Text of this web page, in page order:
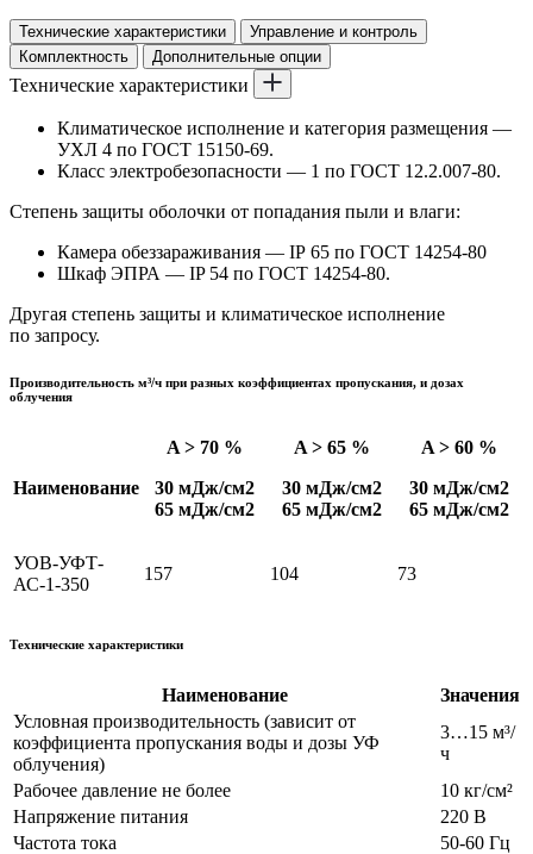
Технические характеристики
Управление и контроль
Комплектность
Дополнительные опции
Технические характеристики
Климатическое исполнение и категория размещения —
УХЛ 4 по ГОСТ 15150-69.
Класс электробезопасности — 1 по ГОСТ 12.2.007-80.
Степень защиты оболочки от попадания пыли и влаги:
Камера обеззараживания — IP 65 по ГОСТ 14254-80
Шкаф ЭПРА — IP 54 по ГОСТ 14254-80.
Другая степень защиты и климатическое исполнение
по запросу.
Производительность м³/ч при разных коэффициентах пропускания, и дозах
облучения
Наименование
A > 70 %
30 мДж/см2
65 мДж/см2
A > 65 %
30 мДж/см2
65 мДж/см2
A > 60 %
30 мДж/см2
65 мДж/см2
УОВ-УФТ-
АС-1-350
157 104 73
Технические характеристики
Наименование
Значения
Условная производительность (зависит от
коэффициента пропускания воды и дозы УФ
облучения)
3…15 м³/
ч
Рабочее давление не более
10 кг/см²
Напряжение питания
220 В
Частота тока
50-60 Гц